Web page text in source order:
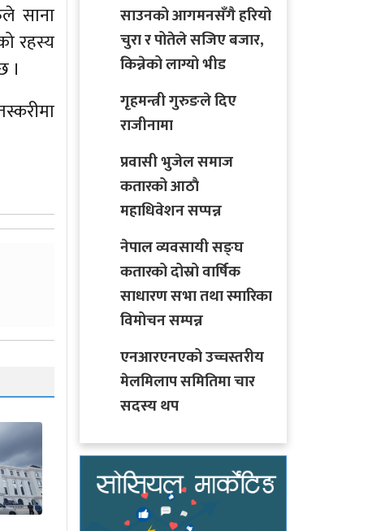
साना
रहस्य
।
साउनको आगमनसँगै हरियो
चुरा र पोतेले सजिए बजार,
किन्नेको लाग्यो भीड
गृहमन्त्री गुरुङले दिए
राजीनामा
प्रवासी भुजेल समाज
कतारको आठाै
महाधिवेशन सप्पन्न
नेपाल व्यवसायी सङ्घ
कतारको दोस्रो वार्षिक
साधारण सभा तथा स्मारिका
विमोचन सम्पन्न
एनआरएनएको उच्चस्तरीय
मेलमिलाप समितिमा चार
सदस्य थप